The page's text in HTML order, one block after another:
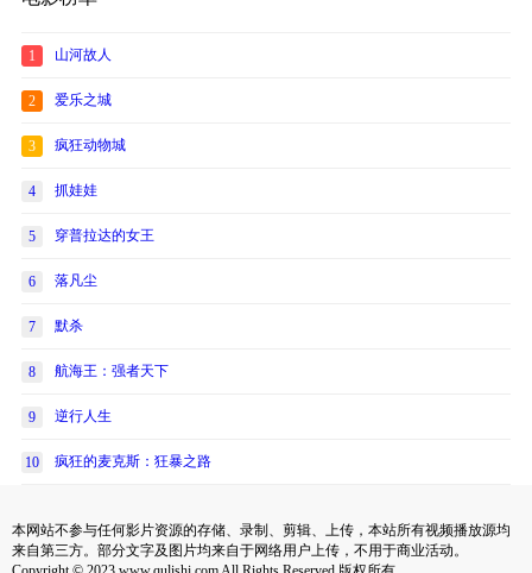
1 山河故人
2 爱乐之城
3 疯狂动物城
4 抓娃娃
5 穿普拉达的女王
6 落凡尘
7 默杀
8 航海王：强者天下
9 逆行人生
10 疯狂的麦克斯：狂暴之路
本网站不参与任何影片资源的存储、录制、剪辑、上传，本站所有视频播放源均
来自第三方。部分文字及图片均来自于网络用户上传，不用于商业活动。